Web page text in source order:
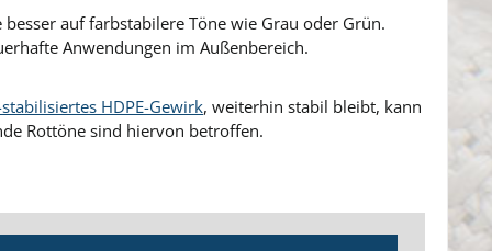
auf farbstabilere Töne wie Grau oder Grün.
Anwendungen im Außenbereich.
HDPE-Gewirk, weiterhin stabil bleibt, kann
Rottöne sind hiervon betroffen.